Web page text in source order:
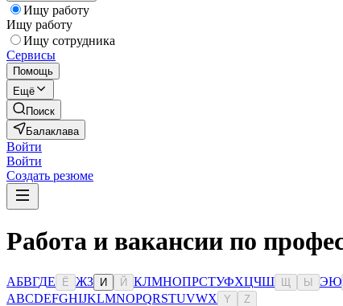
Ищу работу
Ищу работу
Ищу сотрудника
Сервисы
Помощь
Ещё
Поиск
Балаклава
Войти
Войти
Создать резюме
Работа и вакансии по
АБВГДЕ Ё ЖЗ И Й КЛМНОПРСТУФХЦЧШ Ы ЭЮ
ABCDEFGHIJKLMNOPQRSTUVWX Y Z